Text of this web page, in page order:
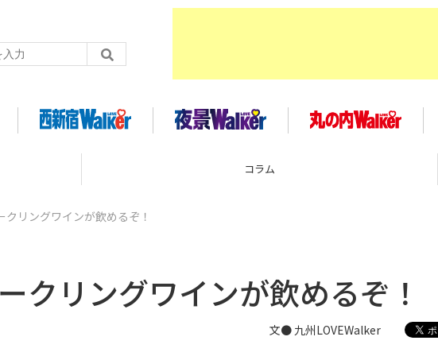
リングワインが飲めるぞ！
クリングワインが飲めるぞ！
文● 九州LOVEWalker